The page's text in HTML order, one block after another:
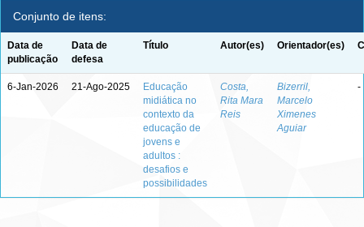
Conjunto de itens:
Data de
publicação
Data de
defesa
Título Autor(es) Orientador(es)
6-Jan-2026 21-Ago-2025
Educação
midiática no
contexto da
educação de
jovens e
adultos :
desafios e
possibilidades
Costa,
Rita Mara
Reis
Bizerril,
Marcelo
Ximenes
Aguiar
-